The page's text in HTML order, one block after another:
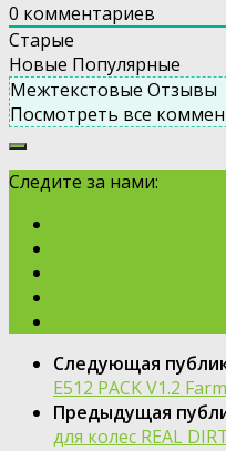
0 комментариев
Старые
Новые Популярные
Межтекстовые Отзывы
Посмотреть все
Следите за нами:
Следующая
E512 PACK V1.2
Предыдущая
для колес REAL